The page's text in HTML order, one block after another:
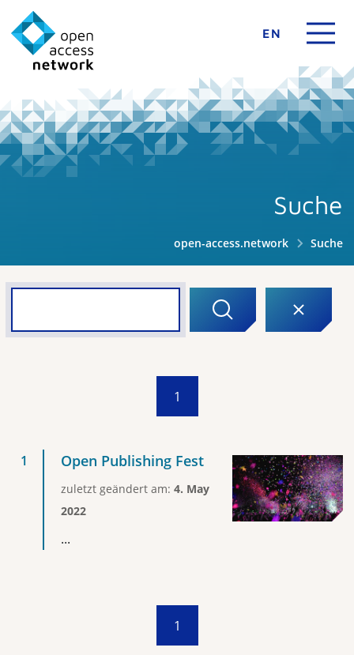
EN
Suche
open-access.network Suche
1
Open Publishing Fest
zuletzt geändert am: 4. May
2022
...
1